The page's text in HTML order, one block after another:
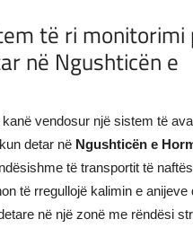
të ri monitorimi
në Ngushticën e
vendosur një sistem të
detar në Ngushticën e
të transportit të
të rregullojë kalimin e anijeve
në një zonë me rëndësi